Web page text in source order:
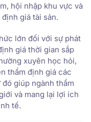
hội nhập khu vực và
giá tài sản.
lớn đối với sự phát
giá thời gian sắp
xuyên học hỏi,
thẩm định giá các
giúp ngành thẩm
và mang lại lợi ích
tế.